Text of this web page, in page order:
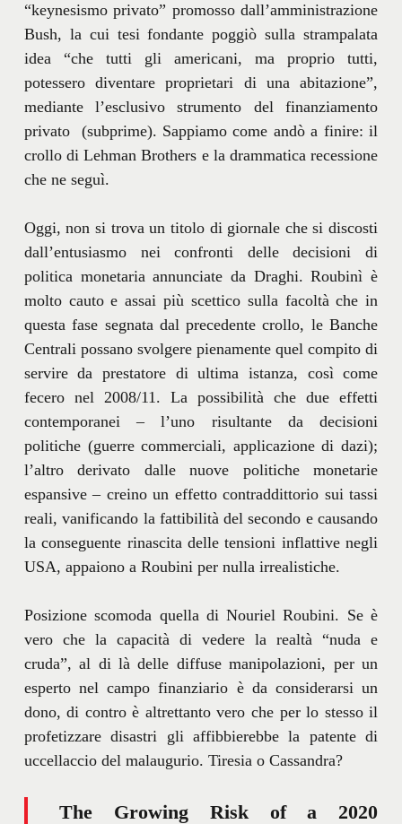
“keynesismo privato” promosso dall’amministrazione
Bush, la cui tesi fondante poggiò sulla strampalata
idea “che tutti gli americani, ma proprio tutti,
potessero diventare proprietari di una abitazione”,
mediante l’esclusivo strumento del finanziamento
privato (subprime). Sappiamo come andò a finire: il
crollo di Lehman Brothers e la drammatica recessione
che ne seguì.
Oggi, non si trova un titolo di giornale che si discosti
dall’entusiasmo nei confronti delle decisioni di
politica monetaria annunciate da Draghi. Roubinì è
molto cauto e assai più scettico sulla facoltà che in
questa fase segnata dal precedente crollo, le Banche
Centrali possano svolgere pienamente quel compito di
servire da prestatore di ultima istanza, così come
fecero nel 2008/11. La possibilità che due effetti
contemporanei – l’uno risultante da decisioni
politiche (guerre commerciali, applicazione di dazi);
l’altro derivato dalle nuove politiche monetarie
espansive – creino un effetto contraddittorio sui tassi
reali, vanificando la fattibilità del secondo e causando
la conseguente rinascita delle tensioni inflattive negli
USA, appaiono a Roubini per nulla irrealistiche.
Posizione scomoda quella di Nouriel Roubini. Se è
vero che la capacità di vedere la realtà “nuda e
cruda”, al di là delle diffuse manipolazioni, per un
esperto nel campo finanziario è da considerarsi un
dono, di contro è altrettanto vero che per lo stesso il
profetizzare disastri gli affibbierebbe la patente di
uccellaccio del malaugurio. Tiresia o Cassandra?
The Growing Risk of a 2020